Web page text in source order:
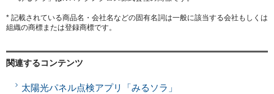
* 記載されている商品名・会社名などの固有名詞は一般に該当する会社もしくは
組織の商標または登録商標です。
関連するコンテンツ
太陽光パネル点検アプリ「みるソラ」